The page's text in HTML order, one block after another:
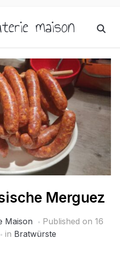
maison
Merguez
Maison Published on 16
in Bratwürste